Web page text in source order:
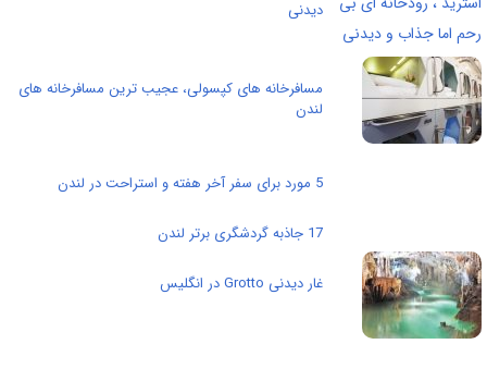
دیدنی
مسافرخانه های کپسولی، عجیب ترین مسافرخانه های
لندن
5 مورد برای سفر آخر هفته و استراحت در لندن
17 جاذبه گردشگری برتر لندن
غار دیدنی Grotto در انگلیس